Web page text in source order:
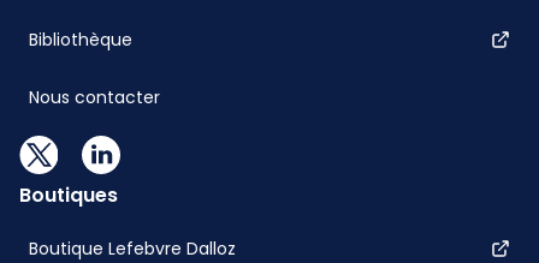
Bibliothèque
Nous contacter
Boutiques
Boutique Lefebvre Dalloz